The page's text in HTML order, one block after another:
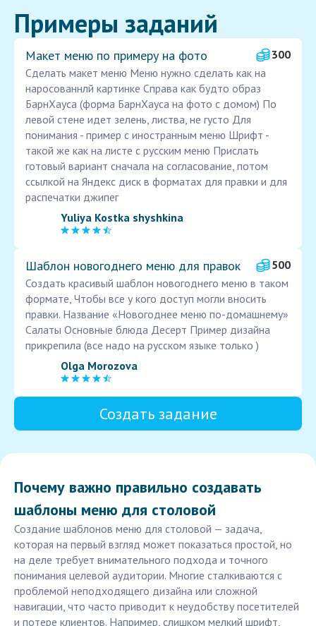
Примеры заданий
Макет меню по примеру на фото
300
Сделать макет меню Меню нужно сделать как на
наросованнлй картинке Справа как будто образ
БарнХауса (форма БарнХауса на фото с домом) По
левой стене идет зелень, листва, не густо Для
понимания - пример с иностранным меню Шрифт -
такой же как на листе с русским меню Прислать
готовый вариант сначала на согласование, потом
ссылкой на Яндекс диск в форматах для правки и для
распечатки джипег
Yuliya Kostka shyshkina
Шаблон новогоднего меню для правок
500
Создать красивый шаблон новогоднего меню в таком
формате, Чтобы все у кого доступ могли вносить
правки. Название «Новогоднее меню по-домашнему»
Салаты Основные блюда Десерт Пример дизайна
прикрепила (все надо на русском языке только )
Olga Morozova
Создать задание
Почему важно правильно создавать
шаблоны меню для столовой
Создание шаблонов меню для столовой — задача,
которая на первый взгляд может показаться простой, но
на деле требует внимательного подхода и точного
понимания целевой аудитории. Многие сталкиваются с
проблемой неподходящего дизайна или сложной
навигации, что часто приводит к неудобству посетителей
и потере клиентов. Например, слишком мелкий шрифт,